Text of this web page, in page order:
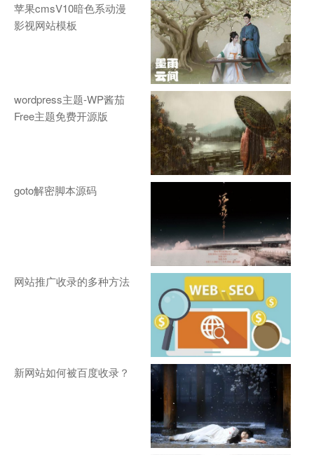
苹果cmsV10暗色系动漫
影视网站模板
wordpress主题-WP酱茄
Free主题免费开源版
goto解密脚本源码
网站推广收录的多种方法
新网站如何被百度收录？